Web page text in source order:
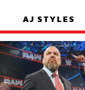
AJ STYLES